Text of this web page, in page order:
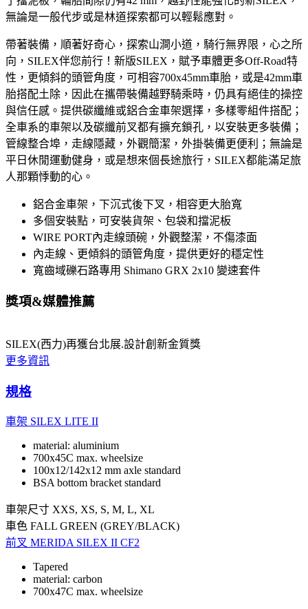
無論是一般代步或是林道探索都可以輕鬆應對。
帶著裝備，順著好奇心，探索山澗小道，騎行無界限，心之所
向，SILEX伴您前行！新版SILEX，賦予車體更多Off-Road特
性，更傾斜的頭管角度，可相容700x45mm車胎，或是42mm車
胎搭配土除，因此在攜帶裝備越野騎乘時，仍具有絕佳的操控
與信任感。提供碳纖維或鋁合金車架選擇，多樣零組件搭配；
全車系的車架以及碳纖前叉都有擴充鎖孔，以安裝更多裝備；
管線整合埠，走線隱藏，外觀簡潔，外掛裝備更便利；無論是
平日休閒運動健身，或是想來個長途旅行，SILEX都能滿足旅
人那顆悸動的心。
鋁合金車架，下沉式後下叉，相容更大胎寬
多個安裝點，可安裝貨架、包袋和擋泥板
WIRE PORT內走線頭碗，外觀整潔，不傷漆面
內走線、更傾斜的頭管角度，提供更好的穩定性
寬齒域礫石路專用 Shimano GRX 2x10 變速套件
獎項&媒體推薦
SILEX(西力)再獲台北展.設計創新金質獎
更多資訊
規格
車架 SILEX LITE II
material: aluminium
700x45C max. wheelsize
100x12/142x12 mm axle standard
BSA bottom bracket standard
車架尺寸 XXS, XS, S, M, L, XL
車色 FALL GREEN (GREY/BLACK)
前叉 MERIDA SILEX II CF2
Tapered
material: carbon
700x47C max. wheelsize